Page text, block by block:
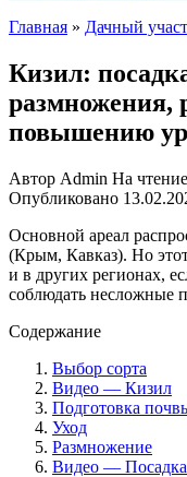
Главная » Дачный
Кизил:
размножения,
повышению
Автор Admin На чтение
Опубликовано
Основной ареал
(Крым, Кавказ). Но
и в других регионах,
соблюдать несложные
Содержание
Выбор сорта
Видео — Кизил
Подготовка
Уход
Размножение
Видео — Посадка